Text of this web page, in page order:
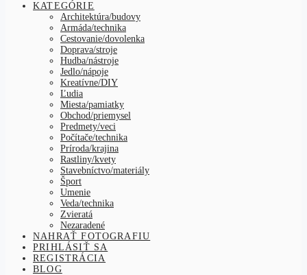
KATEGÓRIE
Architektúra/budovy
Armáda/technika
Cestovanie/dovolenka
Doprava/stroje
Hudba/nástroje
Jedlo/nápoje
Kreatívne/DIY
Ľudia
Miesta/pamiatky
Obchod/priemysel
Predmety/veci
Počítače/technika
Príroda/krajina
Rastliny/kvety
Stavebníctvo/materiály
Šport
Umenie
Veda/technika
Zvieratá
Nezaradené
NAHRAŤ FOTOGRAFIU
PRIHLÁSIŤ SA
REGISTRÁCIA
BLOG